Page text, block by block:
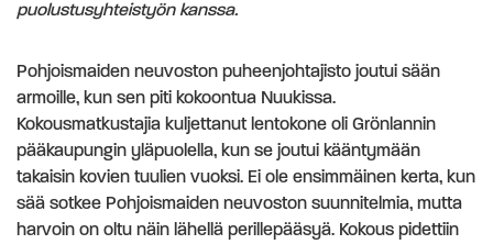
puolustusyhteistyön kanssa.
Pohjoismaiden neuvoston puheenjohtajisto joutui sään
armoille, kun sen piti kokoontua Nuukissa.
Kokousmatkustajia kuljettanut lentokone oli Grönlannin
pääkaupungin yläpuolella, kun se joutui kääntymään
takaisin kovien tuulien vuoksi. Ei ole ensimmäinen kerta, kun
sää sotkee Pohjoismaiden neuvoston suunnitelmia, mutta
harvoin on oltu näin lähellä perillepääsyä. Kokous pidettiin